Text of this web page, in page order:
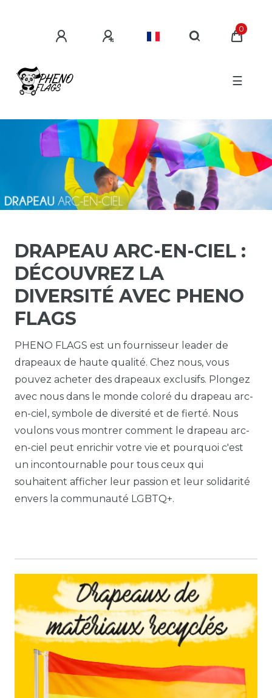
0
☰
DRAPEAU ARC-EN-CIEL :
DÉCOUVREZ LA
DIVERSITÉ AVEC PHENO
FLAGS
PHENO FLAGS est un fournisseur leader de
drapeaux de haute qualité. Chez nous, vous
pouvez acheter des drapeaux exclusifs. Plongez
avec nous dans le monde coloré du drapeau arc-
en-ciel, symbole de diversité et de fierté. Nous
voulons vous montrer comment le drapeau arc-
en-ciel peut enrichir votre vie et pourquoi c'est
un incontournable pour tous ceux qui
souhaitent afficher leur passion et leur solidarité
envers la communauté LGBTQ+.